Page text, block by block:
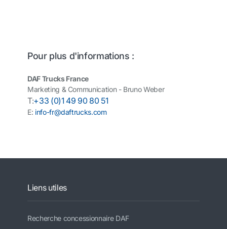
Pour plus d'informations :
DAF Trucks France
Marketing & Communication - Bruno Weber
T:+33 (0)1 49 90 80 51
E: info-fr@daftrucks.com
Liens utiles
Recherche concessionnaire DAF